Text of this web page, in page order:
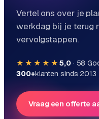
Vertel ons over je
werkdag bij je terug
vervolgstappen.
★★★★★ 5,0· 58
300+klanten sinds 2013
Vraag een offerte